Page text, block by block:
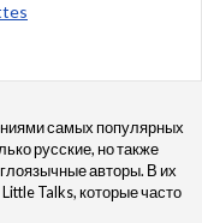
самых популярных
русские, но также
авторы. В их
Talks, которые часто